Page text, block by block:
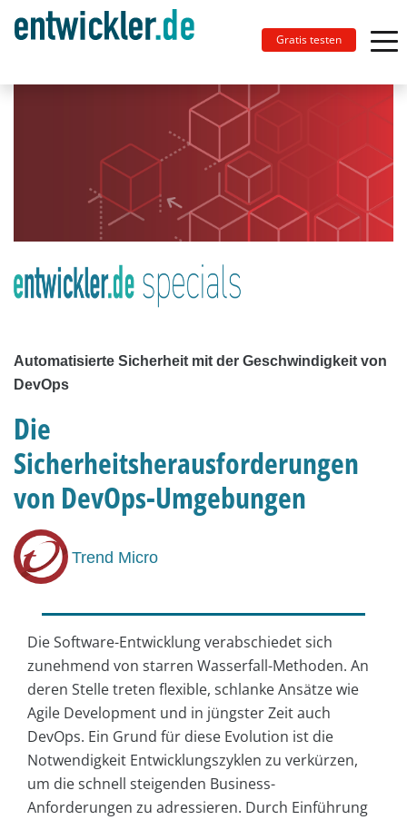
Gratis testen
Automatisierte Sicherheit mit der Geschwindigkeit von
DevOps
Die
Sicherheitsherausforderungen
von DevOps-Umgebungen
Trend Micro
Die Software-Entwicklung verabschiedet sich
zunehmend von starren Wasserfall-Methoden. An
deren Stelle treten flexible, schlanke Ansätze wie
Agile Development und in jüngster Zeit auch
DevOps. Ein Grund für diese Evolution ist die
Notwendigkeit Entwicklungszyklen zu verkürzen,
um die schnell steigenden Business-
Anforderungen zu adressieren. Durch Einführung